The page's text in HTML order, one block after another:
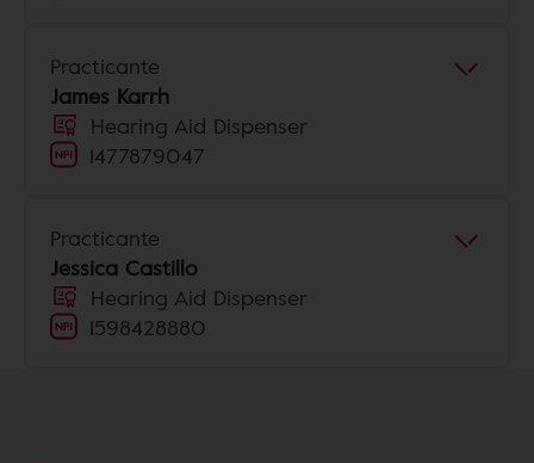
Practicante
James Karrh
Hearing Aid Dispenser
1477879047
Practicante
Jessica Castillo
Hearing Aid Dispenser
1598428880